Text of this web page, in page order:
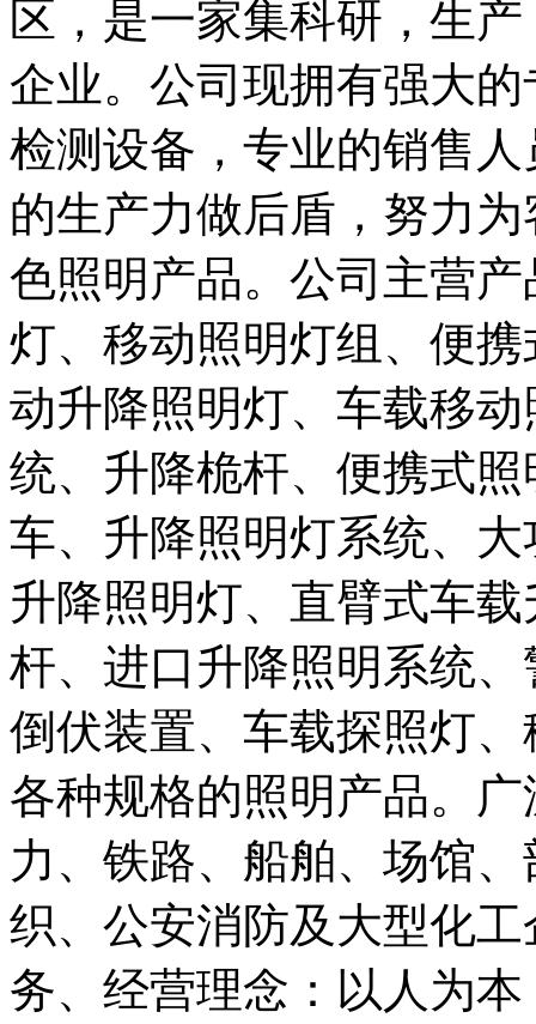
区，是一家集科研，生
企业。公司现拥有强大
检测设备，专业的销售
的生产力做后盾，努力
色照明产品。公司主营
灯、移动照明灯组、便
动升降照明灯、车载移
统、升降桅杆、便携式
车、升降照明灯系统、
升降照明灯、直臂式车
杆、进口升降照明系统
倒伏装置、车载探照灯
各种规格的照明产品。
力、铁路、船舶、场馆
织、公安消防及大型化
务、经营理念：以人为